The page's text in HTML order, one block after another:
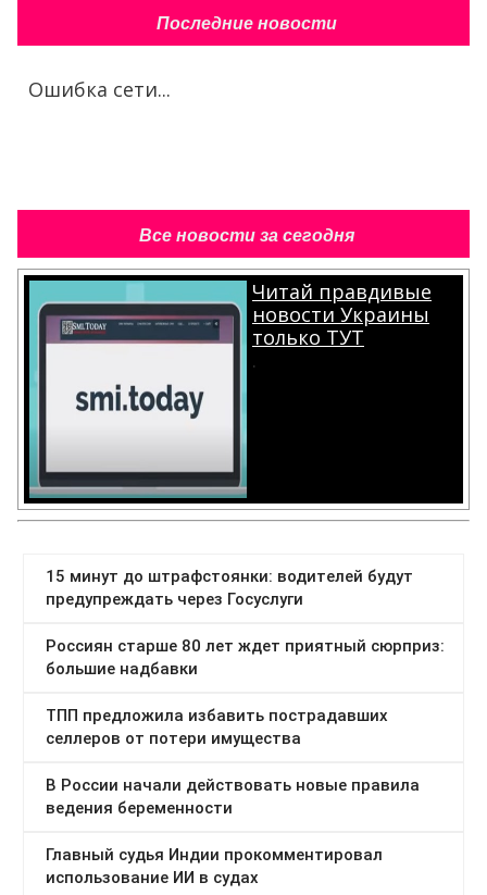
Последние новости
Ошибка сети...
Все новости за сегодня
Читай правдивые
новости Украины
только ТУТ
.